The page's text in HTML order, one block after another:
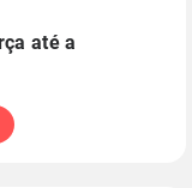
até a